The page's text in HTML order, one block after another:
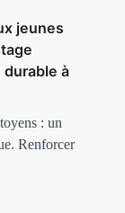
jeunes
à
: un
Renforcer